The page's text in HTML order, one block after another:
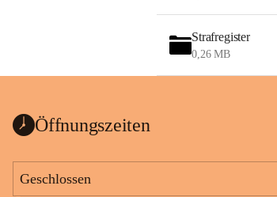
Strafregister
0,26 MB
Öffnungszeiten
Geschlossen